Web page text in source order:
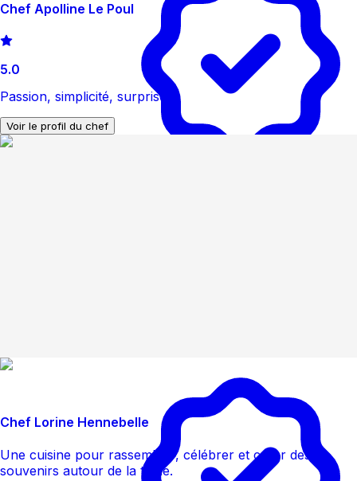
Chef Apolline Le Poul
5.0
Passion, simplicité, surprise.
Voir le profil du chef
Chef Lorine Hennebelle
Une cuisine pour rassembler, célébrer et créer des
souvenirs autour de la table.